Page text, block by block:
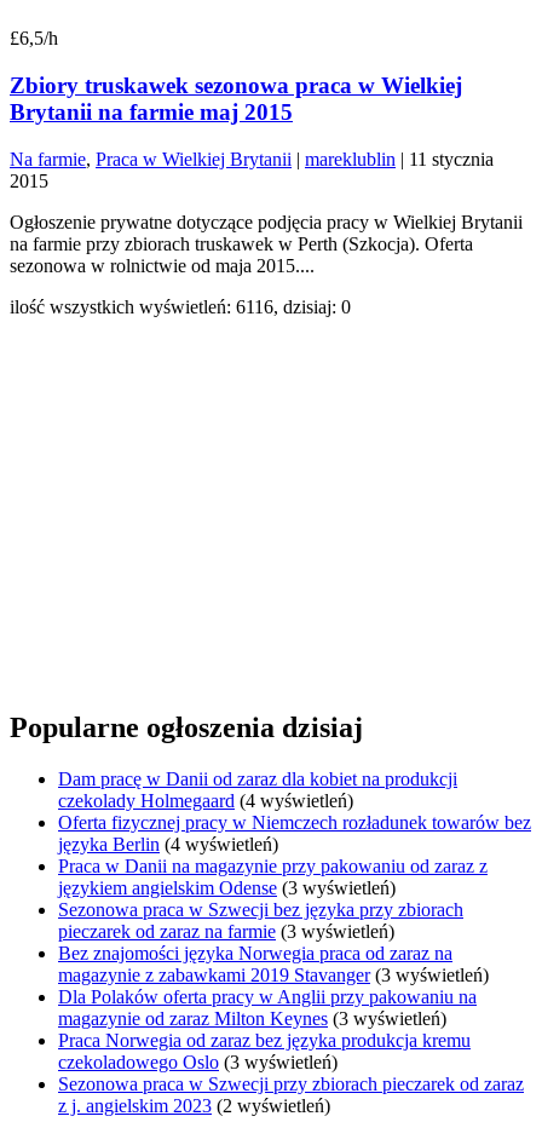
£6,5/h
Zbiory truskawek sezonowa praca w Wielkiej
Brytanii na farmie maj 2015
Na farmie, Praca w Wielkiej Brytanii | mareklublin | 11 stycznia
2015
Ogłoszenie prywatne dotyczące podjęcia pracy w Wielkiej Brytanii
na farmie przy zbiorach truskawek w Perth (Szkocja). Oferta
sezonowa w rolnictwie od maja 2015....
ilość wszystkich wyświetleń: 6116, dzisiaj: 0
Popularne ogłoszenia dzisiaj
Dam pracę w Danii od zaraz dla kobiet na produkcji
czekolady Holmegaard (4 wyświetleń)
Oferta fizycznej pracy w Niemczech rozładunek towarów bez
języka Berlin (4 wyświetleń)
Praca w Danii na magazynie przy pakowaniu od zaraz z
językiem angielskim Odense (3 wyświetleń)
Sezonowa praca w Szwecji bez języka przy zbiorach
pieczarek od zaraz na farmie (3 wyświetleń)
Bez znajomości języka Norwegia praca od zaraz na
magazynie z zabawkami 2019 Stavanger(3 wyświetleń)
Dla Polaków oferta pracy w Anglii przy pakowaniu na
magazynie od zaraz Milton Keynes (3 wyświetleń)
Praca Norwegia od zaraz bez języka produkcja kremu
czekoladowego Oslo (3 wyświetleń)
Sezonowa praca w Szwecji przy zbiorach pieczarek od zaraz
z j. angielskim 2023 (2 wyświetleń)